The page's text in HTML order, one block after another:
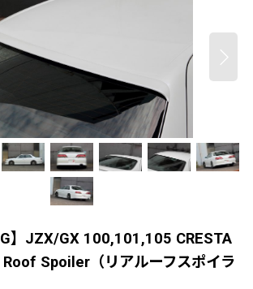
】JZX/GX 100,101,105 CRESTA
Spoiler（リアルーフスポイラ